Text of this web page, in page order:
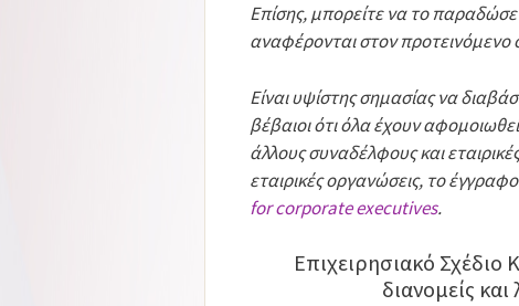
Επίσης, μπορείτε να το
αναφέρονται στον προτεινόμενο
Είναι υψίστης σημασίας να
βέβαιοι ότι όλα έχουν
άλλους συναδέλφους και
εταιρικές οργανώσεις, το
for corporate executives.
Επιχειρησιακό Σχέδιο
διανομείς